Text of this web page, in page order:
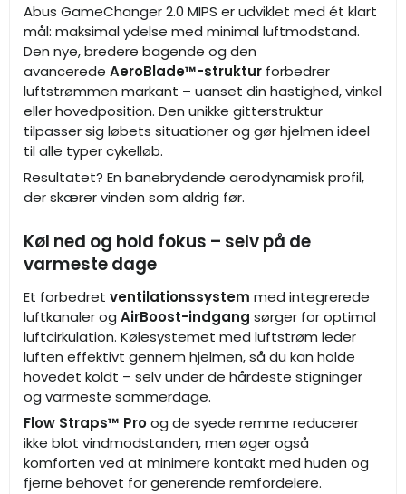
Abus GameChanger 2.0 MIPS er udviklet med ét klart
mål: maksimal ydelse med minimal luftmodstand.
Den nye, bredere bagende og den
avancerede AeroBlade™-struktur forbedrer
luftstrømmen markant – uanset din hastighed, vinkel
eller hovedposition. Den unikke gitterstruktur
tilpasser sig løbets situationer og gør hjelmen ideel
til alle typer cykelløb.
Resultatet? En banebrydende aerodynamisk profil,
der skærer vinden som aldrig før.
Køl ned og hold fokus – selv på de
varmeste dage
Et forbedret ventilationssystem med integrerede
luftkanaler og AirBoost-indgang sørger for optimal
luftcirkulation. Kølesystemet med luftstrøm leder
luften effektivt gennem hjelmen, så du kan holde
hovedet koldt – selv under de hårdeste stigninger
og varmeste sommerdage.
Flow Straps™ Proog de syede remme reducerer
ikke blot vindmodstanden, men øger også
komforten ved at minimere kontakt med huden og
fjerne behovet for generende remfordelere.